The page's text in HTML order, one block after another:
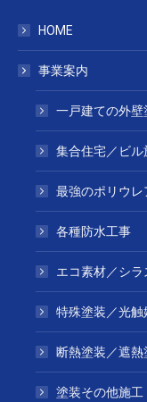
HOME
事業案内
一戸建ての外
集合住宅／ビ
最強のポリウレ
各種防水工事
エコ素材／シ
特殊塗装／光
断熱塗装／遮熱
塗装その他施工